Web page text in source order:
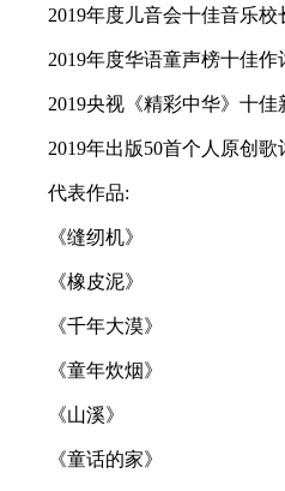
2019年度儿音会十佳音乐校
2019年度华语童声榜十佳作
2019央视《精彩中华》十佳
2019年出版50首个人原创歌
代表作品:
《缝纫机》
《橡皮泥》
《千年大漠》
《童年炊烟》
《山溪》
《童话的家》